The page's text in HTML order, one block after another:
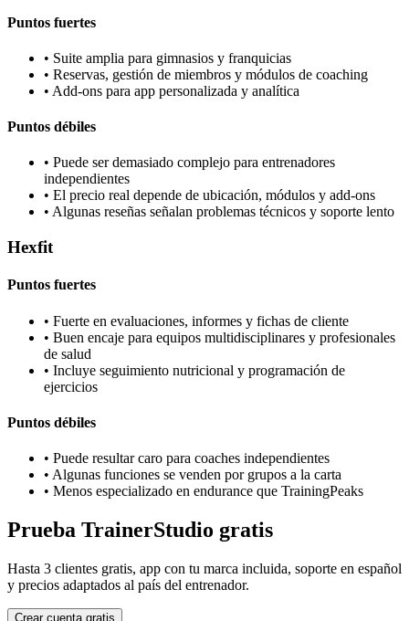
Puntos fuertes
• Suite amplia para gimnasios y franquicias
• Reservas, gestión de miembros y módulos de coaching
• Add-ons para app personalizada y analítica
Puntos débiles
• Puede ser demasiado complejo para entrenadores
independientes
• El precio real depende de ubicación, módulos y add-ons
• Algunas reseñas señalan problemas técnicos y soporte lento
Hexfit
Puntos fuertes
• Fuerte en evaluaciones, informes y fichas de cliente
• Buen encaje para equipos multidisciplinares y profesionales
de salud
• Incluye seguimiento nutricional y programación de
ejercicios
Puntos débiles
• Puede resultar caro para coaches independientes
• Algunas funciones se venden por grupos a la carta
• Menos especializado en endurance que TrainingPeaks
Prueba TrainerStudio gratis
Hasta 3 clientes gratis, app con tu marca incluida, soporte en español
y precios adaptados al país del entrenador.
Crear cuenta gratis